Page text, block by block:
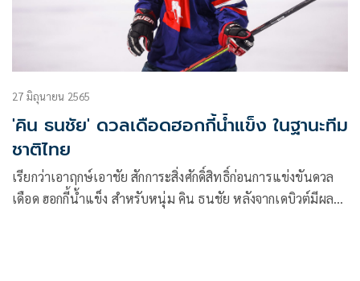
27 มิถุนายน 2565
'คิน ธนชัย' ดวลเดือดฮอกกี้น้ำแข็ง ในฐานะทีม
ชาติไทย
เรียกว่าเอาฤกษ์เอาชัย สักการะสิ่งศักดิ์สิทธิ์ก่อนการแข่งขันดวล
เดือด ฮอกกี้น้ำแข็ง สำหรับหนุ่ม คิน ธนชัย หลังจากเดบิวต์มีผล